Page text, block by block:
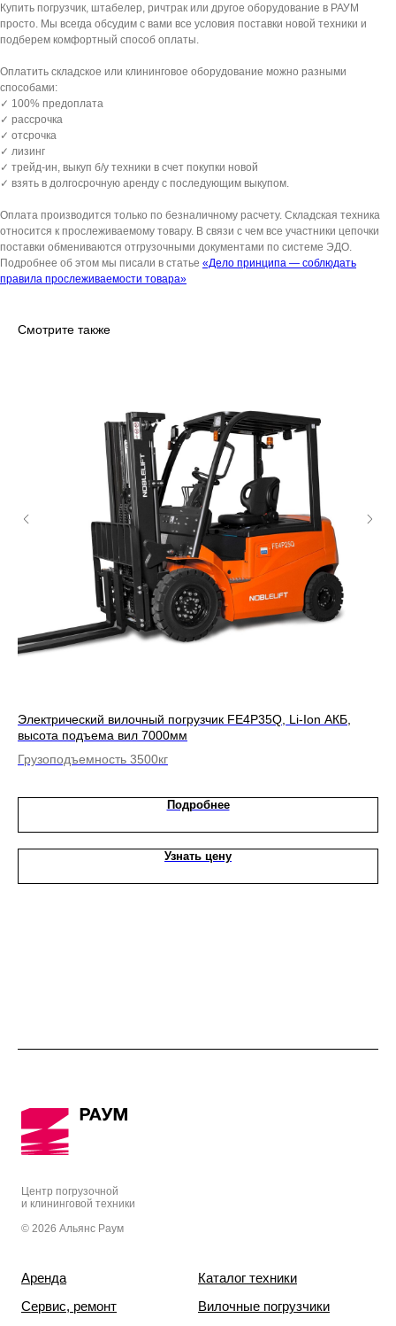
Купить погрузчик, штабелер, ричтрак или другое оборудование в РАУМ
просто. Мы всегда обсудим с вами все условия поставки новой техники и
подберем комфортный способ оплаты.
Оплатить складское или клининговое оборудование можно разными
способами:
✓ 100% предоплата
✓ рассрочка
✓ отсрочка
✓ лизинг
✓ трейд-ин, выкуп б/у техники в счет покупки новой
✓ взять в долгосрочную аренду с последующим выкупом.
Оплата производится только по безналичному расчету. Складская техника
относится к прослеживаемому товару. В связи с чем все участники цепочки
поставки обмениваются отгрузочными документами по системе ЭДО.
Подробнее об этом мы писали в статье «Дело принципа — соблюдать
правила прослеживаемости товара»
Смотрите также
Электрический вилочный погрузчик FE4P35Q, Li-Ion АКБ,
высота подъема вил 7000мм
Грузоподъемность 3500кг
Подробнее
Узнать цену
Центр погрузочной
и клининговой техники
© 2026 Альянс Раум
Аренда
Сервис, ремонт
Каталог техники
Вилочные погрузчики